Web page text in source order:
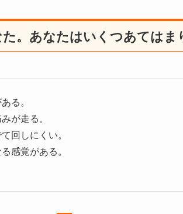
。あなたはいくつあてはま
る。
が走る。
回しにくい。
感覚がある。